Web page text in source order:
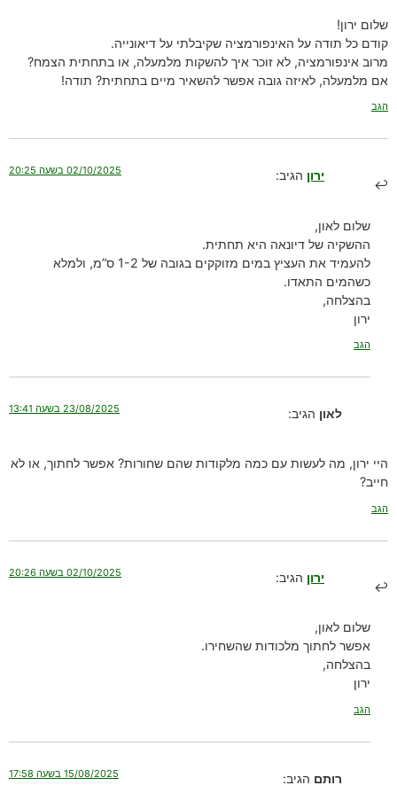
שלום ירון!
קודם כל תודה על האינפורמציה שקיבלתי על דיאונייה.
מרוב אינפורמציה, לא זוכר איך להשקות מלמעלה, או בתחתית הצמח?
אם מלמעלה, לאיזה גובה אפשר להשאיר מיים בתחתית? תודה!
הגב
ירון הגיב: 02/10/2025 בשעה 20:25
שלום לאון,
ההשקיה של דיונאה היא תחתית.
להעמיד את העציץ במים מזוקקים בגובה של 1-2 ס”מ, ולמלא
כשהמים התאדו.
בהצלחה,
ירון
הגב
לאון הגיב: 23/08/2025 בשעה 13:41
היי ירון, מה לעשות עם כמה מלקודות שהם שחורות? אפשר לחתוך, או לא
חייב?
הגב
ירון הגיב: 02/10/2025 בשעה 20:26
שלום לאון,
אפשר לחתוך מלכודות שהשחירו.
בהצלחה,
ירון
הגב
רותם הגיב: 15/08/2025 בשעה 17:58